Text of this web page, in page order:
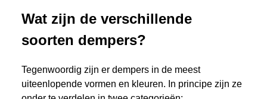
Wat zijn de verschillende
soorten dempers?
Tegenwoordig zijn er dempers in de meest
uiteenlopende vormen en kleuren. In principe zijn ze